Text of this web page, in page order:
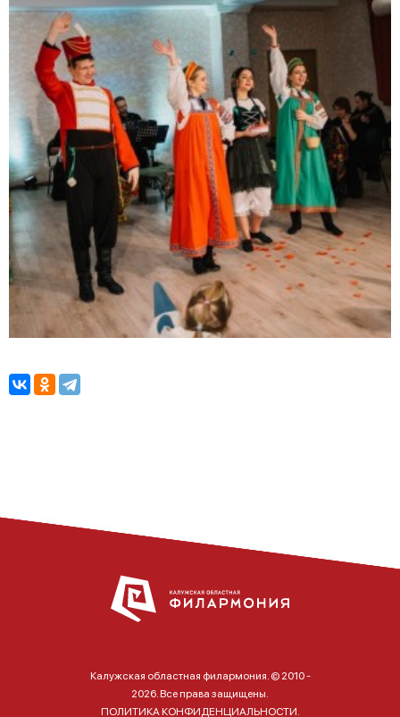
Калужская областная филармония. © 2010 -
2026. Все права защищены.
ПОЛИТИКА КОНФИДЕНЦИАЛЬНОСТИ.